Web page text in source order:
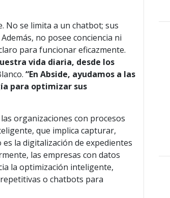
No se limita a un chatbot; sus
no posee conciencia ni
para funcionar eficazmente.
vida diaria, desde los
“En Abside, ayudamos a las
para optimizar sus
organizaciones con procesos
que implica capturar,
la digitalización de expedientes
las empresas con datos
la optimización inteligente,
o chatbots para